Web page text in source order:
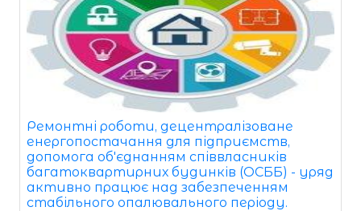
Ремонтні роботи, децентралізоване
енергопостачання для підприємств,
допомога об'єднанням співвласників
багатоквартирних будинків (ОСББ) - уряд
активно працює над забезпеченням
стабільного опалювального періоду.